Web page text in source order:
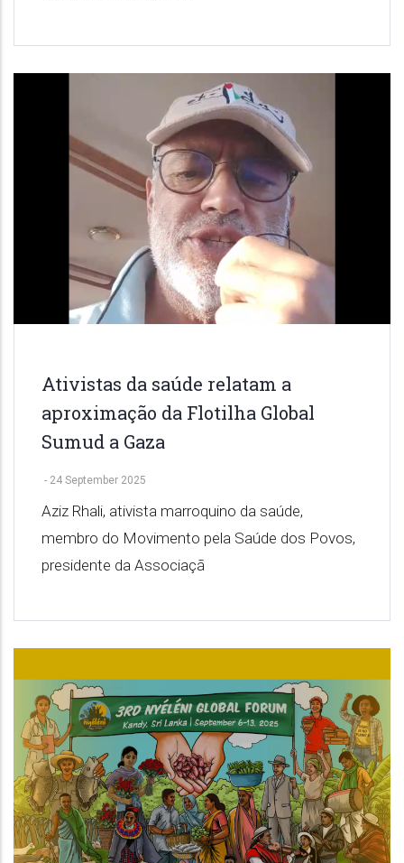
Ativistas da saúde relatam a
aproximação da Flotilha Global
Sumud a Gaza
- 24 September 2025
Aziz Rhali, ativista marroquino da saúde,
membro do Movimento pela Saúde dos Povos,
presidente da Associaçã